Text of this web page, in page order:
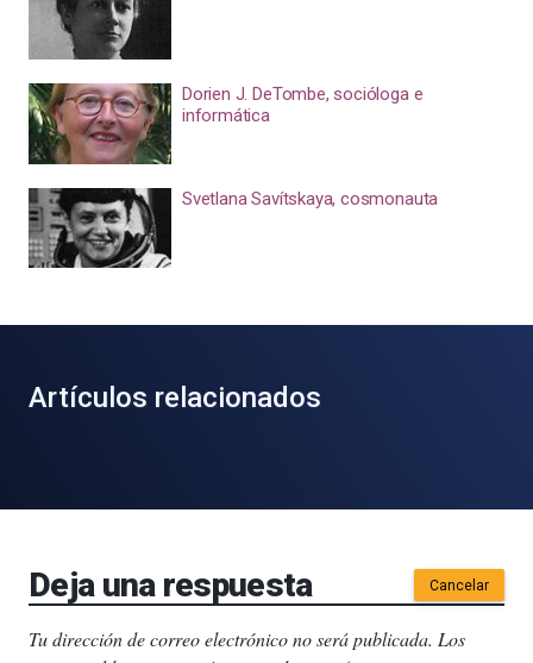
Dorien J. DeTombe, socióloga e
informática
Svetlana Savítskaya, cosmonauta
Artículos relacionados
Deja una respuesta Cancelar
Tu dirección de correo electrónico no será publicada. Los